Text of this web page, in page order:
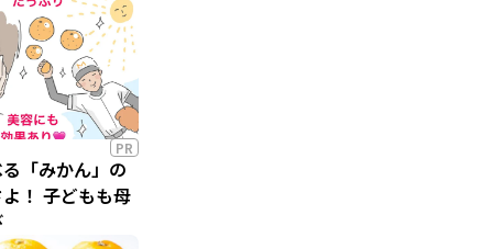
PR
「みかん」の
！ 子どもも母